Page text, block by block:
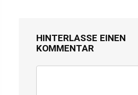
HINTERLASSE EINEN
KOMMENTAR